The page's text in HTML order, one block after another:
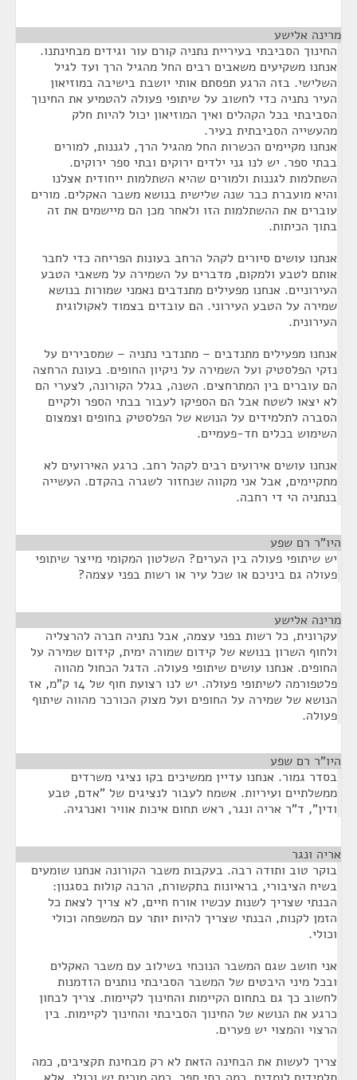
מרינה אלישע
החינוך הסביבתי בעיריית נתניה קורם עור וגידים מבחינתנו.
אנחנו משקיעים משאבים רבים החל מהגיל הרך ועד לגיל
השלישי. בזה הרגע תפסתם אותי יושבת בישיבה במוזיאון
העיר נתניה כדי לחשוב על שיתופי פעולה להטמיע את החינוך
הסביבתי בכל הקהלים ואיך המוזיאון יכול להיות חלק
מהעשייה הסביבתית בעיר.
אנחנו מקיימים הכשרות החל מהגיל הרך, לגננות, למורים
בבתי ספר. יש לנו גני ילדים ירוקים ובתי ספר ירוקים.
השתלמות לגננות ולמורים שהיא השתלמות ייחודית אצלנו
והיא מועברת כבר שנה שלישית בנושא משבר האקלים. מורים
עוברים את ההשתלמות הזו ולאחר מכן הם מיישמים את זה
בתוך הכיתות.
אנחנו עושים סיורים לקהל הרחב בעונות הפריחה כדי לחבר
אותם לטבע ולמקום, מדברים על השמירה על משאבי הטבע
העירוניים. אנחנו מפעילים מתנדבים נאמני שמורות בנושא
שמירה על הטבע העירוני. הם עובדים בצמוד לאקולוגית
העירונית.
אנחנו מפעילים מתנדבים – מתנדבי נתניה – שמסבירים על
נזקי הפלסטיק ועל השמירה על ניקיון החופים. בעונת הרחצה
הם עוברים בין המתרחצים. השנה, בגלל הקורונה, לצערי הם
לא יצאו לשטח אבל הם הספיקו לעבור בבתי הספר ולקיים
הסברה לתלמידים על הנושא של הפלסטיק בחופים וצמצום
השימוש בכלים חד-פעמיים.
אנחנו עושים אירועים רבים לקהל רחב. כרגע האירועים לא
מתקיימים, אבל אני מקווה שנחזור לשגרה בהקדם. העשייה
בנתניה הי די רחבה.
היו"ר רם שפע
יש שיתופי פעולה בין הערים? השלטון המקומי מייצר שיתופי
פעולה גם ביניכם או שכל עיר או רשות בפני עצמה?
מרינה אלישע
עקרונית, כל רשות בפני עצמה, אבל נתניה חברה להרצליה
ולחוף השרון בנושא של קידום שמורה ימית, קידום שמירה על
החופים. אנחנו עושים שיתופי פעולה. הדגל הכחול מהווה
פלטפורמה לשיתופי פעולה. יש לנו רצועת חוף של 14 ק"מ, אז
הנושא של שמירה על החופים ועל מצוק הכורכר מהווה שיתוף
פעולה.
היו"ר רם שפע
בסדר גמור. אנחנו עדיין ממשיכים בקו נציגי משרדים
ממשלתיים ועיריות. אשמח לעבור לנציגים של "אדם, טבע
ודין", ד"ר אריה ונגר, ראש תחום איכות אוויר ואנרגיה.
אריה ונגר
בוקר טוב ותודה רבה. בעקבות משבר הקורונה אנחנו שומעים
בשיח הציבורי, בראיונות בתקשורת, הרבה קולות בסגנון:
הבנתי שצריך לשנות עכשיו אורח חיים, לא צריך לצאת כל
הזמן לקנות, הבנתי שצריך להיות יותר עם המשפחה וכולי
וכולי.
אני חושב שגם המשבר הנוכחי בשילוב עם משבר האקלים
ובכל מיני היבטים של המשבר הסביבתי נותנים הזדמנות
לחשוב כך גם בתחום הקיימות והחינוך לקיימות. צריך לבחון
כרגע את הנושא של החינוך הסביבתי והחינוך לקיימות. בין
הרצוי והמצוי יש פערים.
צריך לעשות את הבחינה הזאת לא רק מבחינת תקציבים, כמה